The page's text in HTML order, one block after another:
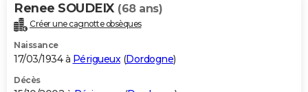
Renee SOUDEIX (68 ans)
Créer une cagnotte obsèques
Naissance
17/03/1934 à Périgueux(Dordogne)
Décès